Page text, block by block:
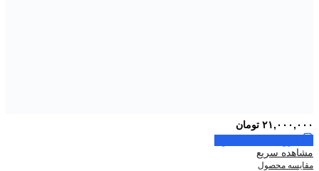
۲۱,۰۰۰,۰۰۰ تومان
مشاهده سریع
مقایسه محصول